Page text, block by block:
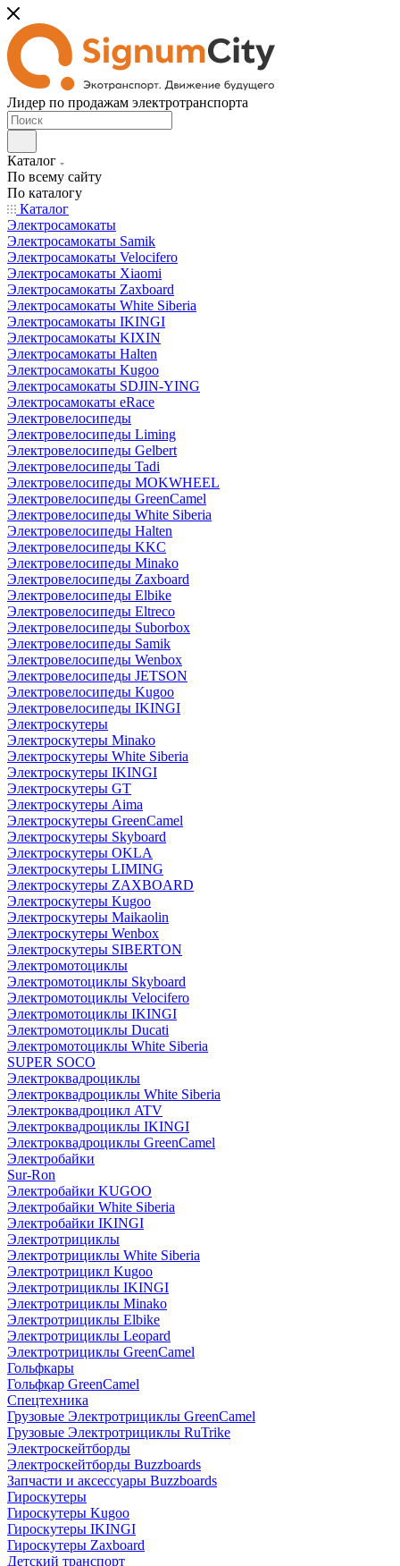
Лидер по продажам электротранспорта
Каталог
По всему сайту
По каталогу
Каталог
Электросамокаты
Электросамокаты Samik
Электросамокаты Velocifero
Электросамокаты Xiaomi
Электросамокаты Zaxboard
Электросамокаты White Siberia
Электросамокаты IKINGI
Электросамокаты KIXIN
Электросамокаты Halten
Электросамокаты Kugoo
Электросамокаты SDJIN-YING
Электросамокаты eRace
Электровелосипеды
Электровелосипеды Liming
Электровелосипеды Gelbert
Электровелосипеды Tadi
Электровелосипеды MOKWHEEL
Электровелосипеды GreenCamel
Электровелосипеды White Siberia
Электровелосипеды Halten
Электровелосипеды KKC
Электровелосипеды Minako
Электровелосипеды Zaxboard
Электровелосипеды Elbike
Электровелосипеды Eltreco
Электровелосипеды Suborbox
Электровелосипеды Samik
Электровелосипеды Wenbox
Электровелосипеды JETSON
Электровелосипеды Kugoo
Электровелосипеды IKINGI
Электроскутеры
Электроскутеры Minako
Электроскутеры White Siberia
Электроскутеры IKINGI
Электроскутеры GT
Электроскутеры Aima
Электроскутеры GreenCamel
Электроскутеры Skyboard
Электроскутеры OKLA
Электроскутеры LIMING
Электроскутеры ZAXBOARD
Электроскутеры Kugoo
Электроскутеры Maikaolin
Электроскутеры Wenbox
Электроскутеры SIBERTON
Электромотоциклы
Электромотоциклы Skyboard
Электромотоциклы Velocifero
Электромотоциклы IKINGI
Электромотоциклы Ducati
Электромотоциклы White Siberia
SUPER SOCO
Электроквадроциклы
Электроквадроциклы White Siberia
Электроквадроцикл ATV
Электроквадроциклы IKINGI
Электроквадроциклы GreenCamel
Электробайки
Sur-Ron
Электробайки KUGOO
Электробайки White Siberia
Электробайки IKINGI
Электротрициклы
Электротрициклы White Siberia
Электротрицикл Kugoo
Электротрициклы IKINGI
Электротрициклы Minako
Электротрициклы Elbike
Электротрициклы Leopard
Электротрициклы GreenCamel
Гольфкары
Гольфкар GreenCamel
Спецтехника
Грузовые Электротрициклы GreenCamel
Грузовые Электротрициклы RuTrike
Электроскейтборды
Электроскейтборды Buzzboards
Запчасти и аксессуары Buzzboards
Гироскутеры
Гироскутеры Kugoo
Гироскутеры IKINGI
Гироскутеры Zaxboard
Детский транспорт